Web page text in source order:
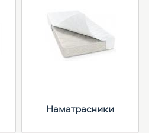
Наматрасники